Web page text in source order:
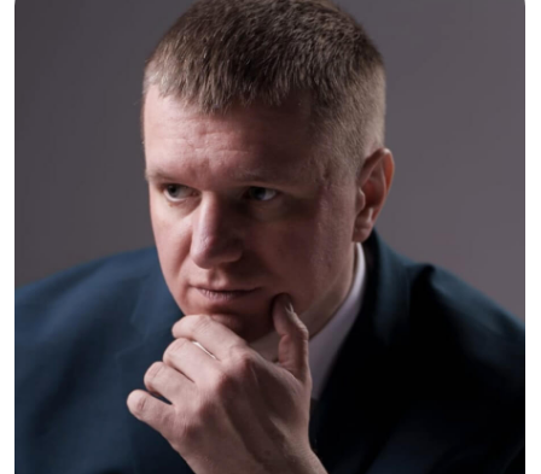
Роман Валерьевич
Действующий Арбитражный
(финансовый) управляющий АМСРО
"Содействие"